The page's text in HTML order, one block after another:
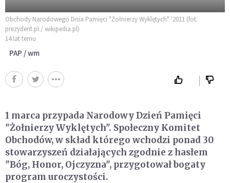
Obchody Narodowego Dnia Pamięci "Żołnierzy Wyklętych" '2011 (fot.
prezydent.pl / wikipedia.pl)
14 lat temu
PAP / wm
1 marca przypada Narodowy Dzień Pamięci
"Żołnierzy Wyklętych". Społeczny Komitet
Obchodów, w skład którego wchodzi ponad 30
stowarzyszeń działających zgodnie z hasłem
"Bóg, Honor, Ojczyzna", przygotował bogaty
program uroczystości.